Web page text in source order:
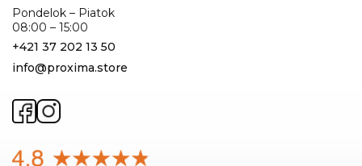
Pondelok – Piatok
08:00 – 15:00
+421 37 202 13 50
info@proxima.store